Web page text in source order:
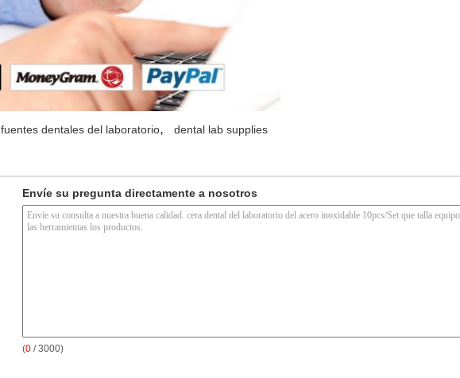
fuentes dentales del laboratorio, dental lab supplies
Envíe su pregunta directamente a nosotros
(0 / 3000)